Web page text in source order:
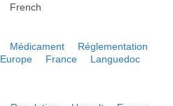
French
Médicament
Réglementation
Europe France
Languedoc